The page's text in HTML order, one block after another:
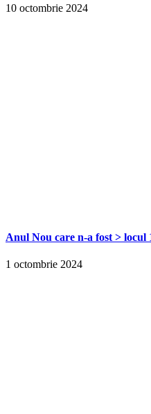
10 octombrie 2024
Anul Nou care n-a fost > locul
1 octombrie 2024